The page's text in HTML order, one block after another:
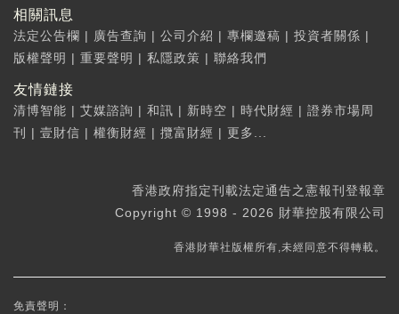
相關訊息
法定公告欄 | 廣告查詢 | 公司介紹 | 專欄邀稿 | 投資者關係 |
版權聲明 | 重要聲明 | 私隱政策 | 聯絡我們
友情鏈接
清博智能 | 艾媒諮詢 | 和訊 | 新時空 | 時代財經 | 證券市場周
刊
| 壹財信 | 權衡財經 | 攬富財經 | 更多...
香港政府指定刊載法定通告之憲報刊登報章
Copyright © 1998 - 2026 財華控股有限公司
香港財華社版權所有,未經同意不得轉載。
免責聲明：